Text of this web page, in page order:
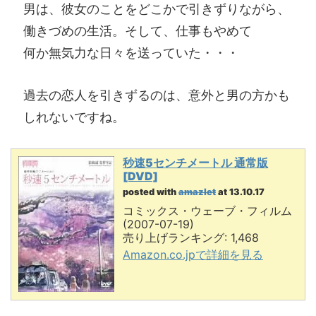
男は、彼女のことをどこかで引きずりながら、
働きづめの生活。そして、仕事もやめて
何か無気力な日々を送っていた・・・
過去の恋人を引きずるのは、意外と男の方かも
しれないですね。
秒速5センチメートル 通常版
[DVD]
posted with amazlet at 13.10.17
コミックス・ウェーブ・フィルム
(2007-07-19)
売り上げランキング: 1,468
Amazon.co.jpで詳細を見る